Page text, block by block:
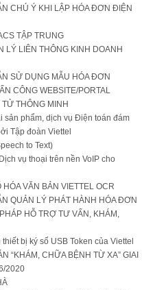
CHÚ Ý KHI LẬP HÓA ĐƠN ĐIỆN
TẬP TRUNG
LÝ LIÊN THÔNG KINH DOANH
SỬ DỤNG MẪU HÓA ĐƠN
CÔNG WEBSITE/PORTAL
THÔNG MINH
sản phẩm, dịch vụ Điện toán đám
Tập đoàn Viettel
to Text)
vụ thoại trên nền VoIP cho
VĂN BẢN VIETTEL OCR
QUẢN LÝ PHÁT HÀNH HÓA ĐƠN
HỖ TRỢ TƯ VẤN, KHÁM,
bị ký số USB Token của Viettel
“KHÁM, CHỮA BỆNH TỪ XA” GIAI
2020